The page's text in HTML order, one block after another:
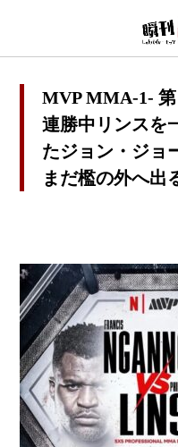
MVP MMA-1-
連勝中リンスを
たジョン・ジョ
まだ檻の外へ出